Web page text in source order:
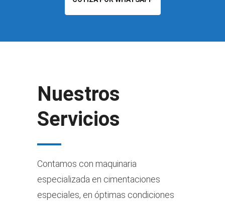
Nuestros
Servicios
Contamos con maquinaria
especializada en cimentaciones
especiales, en óptimas condiciones